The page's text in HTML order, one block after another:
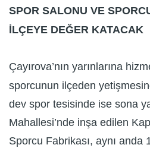
SPOR SALONU VE
İLÇEYE DEĞER KATACAK
Çayırova’nın yarınlarına
sporcunun ilçeden
dev spor tesisinde ise sona
Mahallesi’nde inşa edilen
Sporcu Fabrikası, aynı anda